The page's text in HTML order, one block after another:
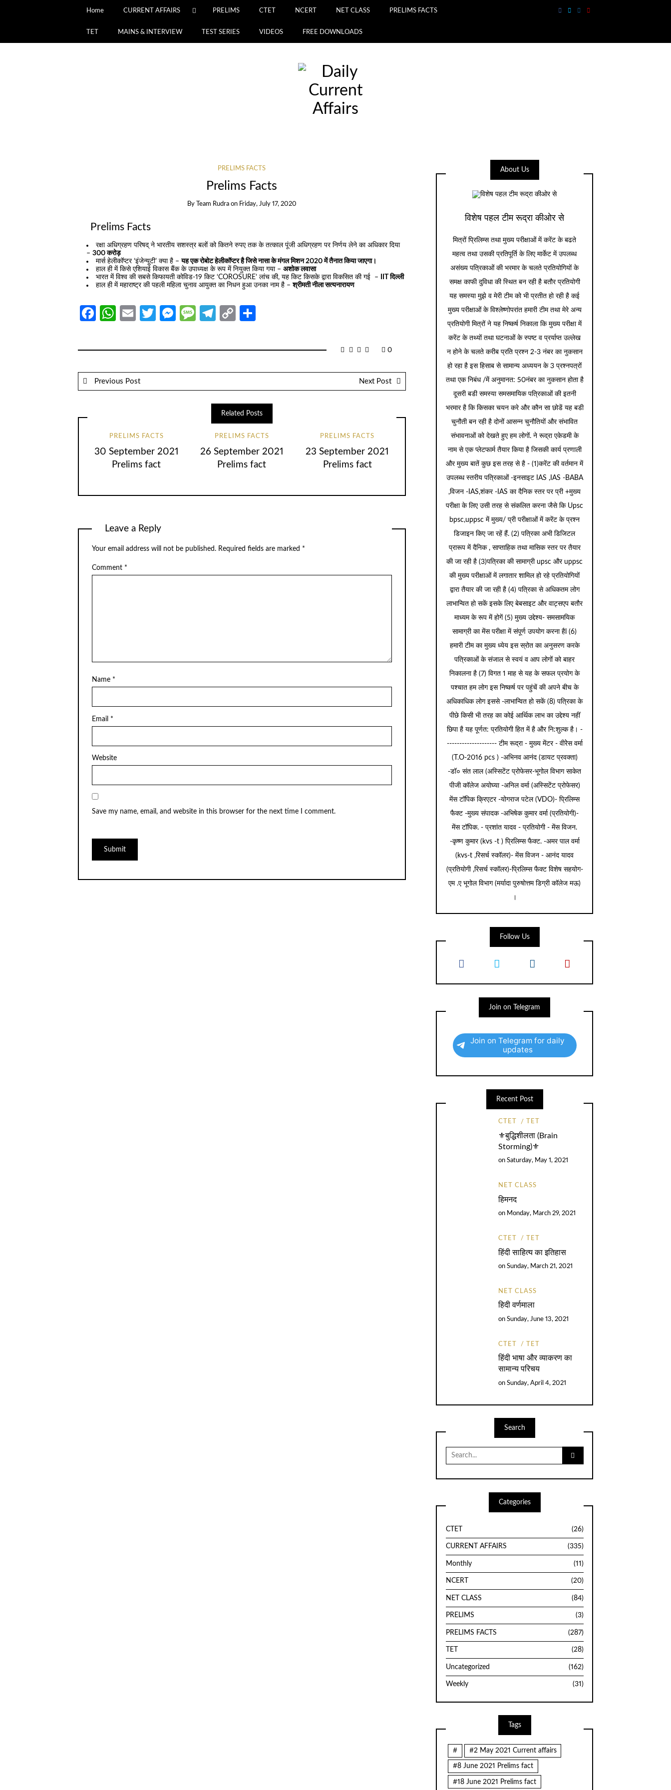
Home CURRENT AFFAIRS PRELIMS CTET NCERT NET CLASS PRELIMS FACTS
TET MAINS & INTERVIEW TEST SERIES VIDEOS FREE DOWNLOADS
PRELIMS FACTS
Prelims Facts
By Team Rudra on Friday, July 17, 2020
Prelims Facts
रक्षा अधिग्रहण परिषद् ने भारतीय सशस्त्र बलों को कितने रुपए तक के तत्काल पूंजी अधिग्रहण पर निर्णय लेने का अधिकार दिया
–300 करोड़
मार्स हेलीकॉप्टर ‘इंजेन्यूटी’ क्या है –यह एक रोबोट हेलीकॉप्टर है जिसे नासा के मंगल मिशन 2020 में तैनात किया जाएगा।
हाल ही में किसे एशियाई विकास बैंक के उपाध्यक्ष के रूप में नियुक्त किया गया –अशोक लवासा
भारत में विश्व की सबसे किफायती कोविड-19 किट ‘COROSURE’ लांच की, यह किट किसके द्वारा विकसित की गई –
IIT दिल्ली
हाल ही में महाराष्ट्र की पहली महिला चुनाव आयुक्त का निधन हुआ उनका नाम है –श्रीमती नीला सत्यनारायण
Facebook
WhatsApp
EmailTwitter
Messenger
Message
Telegram
Copy
0
Previous Post Next Post
Related Posts
PRELIMS FACTS
30 September 2021
Prelims fact
PRELIMS FACTS
26 September 2021
Prelims fact
PRELIMS FACTS
23 September 2021
Prelims fact
Leave a Reply
Your email address will not be published. Required fields are marked *
Comment *
Name *
Email *
Website
Save my name, email, and website in this browser for the next time I comment.
About Us
विशेष पहल टीम रूद्रा कीओर से
मित्रों प्रिलिम्स तथा मुख्य परीक्षाओं में करेंट के बढते
महत्व तथा उसकी प्रतिपूर्ति के लिए मार्केट में उपलब्ध
असंख्य पत्रिकाओं की भरमार के चलते प्रतियोगियों के
समक्ष काफी दुविधा की स्थित बन रही है बतौर प्रतियोगी
यह समस्या मुझे व मेरी टीम को भी प्रतीत हो रही है कई
मुख्य परीक्षाओं के विश्लेष्णोपरांत हमारी टीम तथा मेरे अन्य
प्रतियोगी मित्रों ने यह निष्कर्ष निकाला कि मुख्य परीक्षा में
करेंट के तथ्यों तथा घटनाओं के स्पष्ट व प्रर्याप्त उल्लेख
न होने के चलते करीब प्रति प्रश्न 2-3 नंबर का नुकसान
हो रहा है इस हिसाब से सामान्य अध्ययन के 3 प्रश्नपत्रों
तथा एक निबंध /में अनुमानत: 50नंबर का नुकसान होता है
दूसरी बडी समस्या समसमायिक पत्रिकाओं की इतनी
भरमार है कि किसका चयन करे और कौन सा छोडें यह बडी
चुनौती बन रही है दोनों आसन्न चुनौतियों और संभावित
संभावनाओं को देखते हुए हम लोगों. ने रूद्रा एकेडमी के
नाम से एक प्लेटफार्म तैयार किया है जिसकी कार्य प्रणाली
और मुख्य बातें कुछ इस तरह से है - (1)करेंट की वर्तमान में
उपलब्ध स्तरीय पत्रिकाओं -इनसाइट IAS ,IAS -BABA
,विजन -IAS,शंकर -IAS का दैनिक स्तर पर प्री +मुख्य
परीक्षा के लिए उसी तरह से संकलित करना जैसे कि Upsc
bpsc,uppsc में मुख्य/ प्री परीक्षाओं में करेंट के प्रश्न
डिजाइन किए जा रहें हैं. (2) पत्रिका अभी डिजिटल
प्रारूप में दैनिक , साप्ताहिक तथा मासिक स्तर पर तैयार
की जा रही है (3)पत्रिका की सामाग्री upsc और uppsc
की मुख्य परीक्षाओं में लगातार शामिल हो रहे प्रतियोगियों
द्वारा तैयार की जा रही है (4) पत्रिका से अधिकतम लोग
लाभान्वित हो सकें इसके लिए बेबसाइट और वाट्सएप बतौर
माध्यम के रूप में होगें (5) मुख्य उद्देश्य- समसामयिक
सामाग्री का मेंस परीक्षा में संपूर्ण उपयोग करना हैl (6)
हमारी टीम का मुख्य ध्येय इस स्रोत का अनुसरण करके
पत्रिकाओं के संजाल से स्वयं व आप लोगों को बाहर
निकालना है (7) विगत 1 माह से यह के सफल प्रयोग के
पश्चात हम लोग इस निष्कर्ष पर पहुंचें की अपने बीच के
अधिकाधिक लोग इससे -लाभान्वित हो सकें (8) पत्रिका के
पीछे किसी भी तरह का कोई आर्थिक लाभ का उद्देश्य नहीं
छिपा है यह पूर्णत: प्रतियोगी हित में है और नि:शुल्क है। -
-------------------- टीम रूद्रा - मुख्य मेंटर - वीरेेस वर्मा
(T.O-2016 pcs ) -अभिनव आनंद (डायट प्रवक्ता)
-डॉ० संत लाल (अस्सिटेंट प्रोफेसर-भूगोल विभाग साकेत
पीजी कॉलेज अयोघ्या -अनिल वर्मा (अस्सिटेंट प्रोफेसर)
मेंस टॉपिक क्रिएटर -योगराज पटेल (VDO)- प्रिलिम्स
फैक्ट -मुख्य संपादक -अभिषेक कुमार वर्मा (प्रतियोगी)-
मेंस टॉपिक. - प्रशांत यादव - प्रतियोगी - मेंस विजन.
-कृष्ण कुमार (kvs -t ) प्रिलिम्स फैक्ट. -अमर पाल वर्मा
(kvs-t ,रिसर्च स्कॉलर)- मेंस विजन - आनंद यादव
(प्रतियोगी ,रिसर्च स्कॉलर)-प्रिलिम्स फैक्ट विशेष सहयोग-
एम .ए भूगोल विभाग (मर्यादा पुरुषोत्तम डिग्री कॉलेज मऊ)
।
Follow Us
Join on Telegram
Join on Telegram for daily
updates
Recent Post
CTET TET
⚜️बुद्धिशीलता (Brain
Storming)⚜️
on Saturday, May 1, 2021
NET CLASS
हिमनद
on Monday, March 29, 2021
CTET TET
हिंदी साहित्य का इतिहास
on Sunday, March 21, 2021
NET CLASS
हिदी वर्णमाला
on Sunday, June 13, 2021
CTET TET
हिंदी भाषा और व्याकरण का
सामान्य परिचय
on Sunday, April 4, 2021
Search
Search
for:
Categories
CTET (26)
CURRENT AFFAIRS (335)
Monthly (11)
NCERT (20)
NET CLASS (84)
PRELIMS (3)
PRELIMS FACTS (287)
TET (28)
Uncategorized (162)
Weekly (31)
Tags
# #2 May 2021 Current affairs
#8 June 2021 Prelims fact
#18 June 2021 Prelims fact